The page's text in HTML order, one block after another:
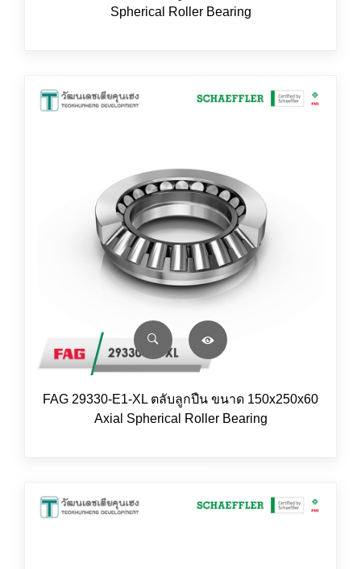
Spherical Roller Bearing
FAG 29330-E1-XL ตลับลูกปืน ขนาด 150x250x60
Axial Spherical Roller Bearing